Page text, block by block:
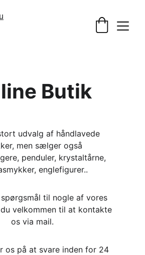
Butik
udvalg af håndlavede
men sælger også
penduler, krystaltårne,
englefigurer..
til nogle af vores
velkommen til at kontakte
os via mail.
os på at svare inden for 24